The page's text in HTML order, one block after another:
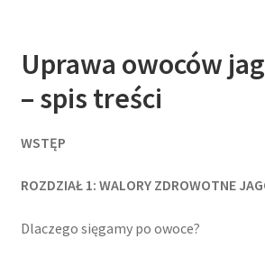
Uprawa owoców
– spis treści
WSTĘP
ROZDZIAŁ 1: WALORY ZDROWOTNE
Dlaczego sięgamy po owoce?